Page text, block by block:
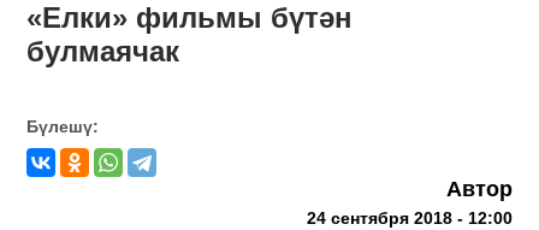
«Елки» фильмы бүтән
булмаячак
Бүлешү:
Автор
24 сентября 2018 - 12:00